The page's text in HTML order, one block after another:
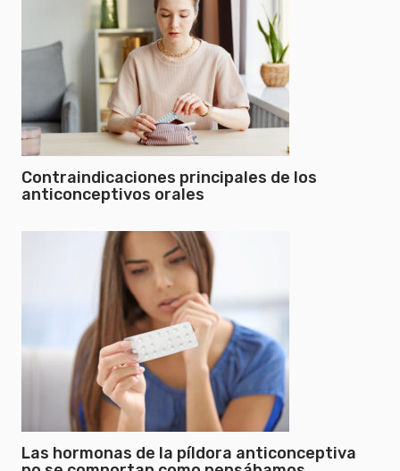
Contraindicaciones principales de los
anticonceptivos orales
Las hormonas de la píldora anticonceptiva